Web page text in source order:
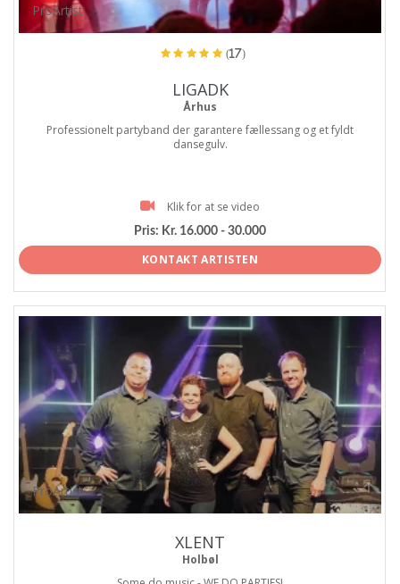
ProArtist
(17)
LIGADK
Århus
Professionelt partyband der garantere fællessang og et fyldt
dansegulv.
Klik for at se video
Pris: Kr. 16.000 - 30.000
KONTAKT ARTISTEN
ProArtist
XLENT
Holbøl